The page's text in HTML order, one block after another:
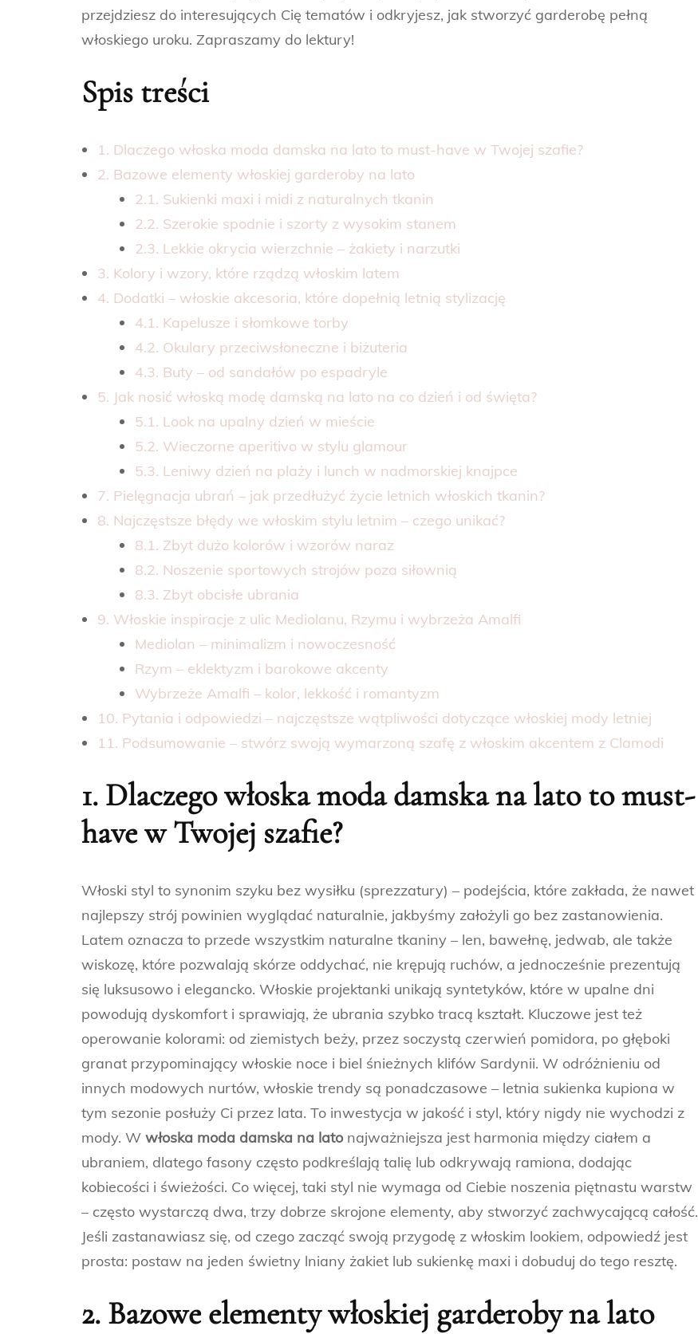
przejdziesz do interesujących Cię tematów i odkryjesz, jak stworzyć garderobę pełną
włoskiego uroku. Zapraszamy do lektury!
Spis treści
1. Dlaczego włoska moda damska na lato to must-have w Twojej szafie?
2. Bazowe elementy włoskiej garderoby na lato
2.1. Sukienki maxi i midi z naturalnych tkanin
2.2. Szerokie spodnie i szorty z wysokim stanem
2.3. Lekkie okrycia wierzchnie – żakiety i narzutki
3. Kolory i wzory, które rządzą włoskim latem
4. Dodatki – włoskie akcesoria, które dopełnią letnią stylizację
4.1. Kapelusze i słomkowe torby
4.2. Okulary przeciwsłoneczne i biżuteria
4.3. Buty – od sandałów po espadryle
5. Jak nosić włoską modę damską na lato na co dzień i od święta?
5.1. Look na upalny dzień w mieście
5.2. Wieczorne aperitivo w stylu glamour
5.3. Leniwy dzień na plaży i lunch w nadmorskiej knajpce
7. Pielęgnacja ubrań – jak przedłużyć życie letnich włoskich tkanin?
8. Najczęstsze błędy we włoskim stylu letnim – czego unikać?
8.1. Zbyt dużo kolorów i wzorów naraz
8.2. Noszenie sportowych strojów poza siłownią
8.3. Zbyt obcisłe ubrania
9. Włoskie inspiracje z ulic Mediolanu, Rzymu i wybrzeża Amalfi
Mediolan – minimalizm i nowoczesność
Rzym – eklektyzm i barokowe akcenty
Wybrzeże Amalfi – kolor, lekkość i romantyzm
10. Pytania i odpowiedzi – najczęstsze wątpliwości dotyczące włoskiej mody letniej
11. Podsumowanie – stwórz swoją wymarzoną szafę z włoskim akcentem z Clamodi
1. Dlaczego włoska moda damska na lato to must-
have w Twojej szafie?
Włoski styl to synonim szyku bez wysiłku (sprezzatury) – podejścia, które zakłada, że nawet
najlepszy strój powinien wyglądać naturalnie, jakbyśmy założyli go bez zastanowienia.
Latem oznacza to przede wszystkim naturalne tkaniny – len, bawełnę, jedwab, ale także
wiskozę, które pozwalają skórze oddychać, nie krępują ruchów, a jednocześnie prezentują
się luksusowo i elegancko. Włoskie projektanki unikają syntetyków, które w upalne dni
powodują dyskomfort i sprawiają, że ubrania szybko tracą kształt. Kluczowe jest też
operowanie kolorami: od ziemistych beży, przez soczystą czerwień pomidora, po głęboki
granat przypominający włoskie noce i biel śnieżnych klifów Sardynii. W odróżnieniu od
innych modowych nurtów, włoskie trendy są ponadczasowe – letnia sukienka kupiona w
tym sezonie posłuży Ci przez lata. To inwestycja w jakość i styl, który nigdy nie wychodzi z
mody. W włoska moda damska na lato najważniejsza jest harmonia między ciałem a
ubraniem, dlatego fasony często podkreślają talię lub odkrywają ramiona, dodając
kobiecości i świeżości. Co więcej, taki styl nie wymaga od Ciebie noszenia piętnastu warstw
– często wystarczą dwa, trzy dobrze skrojone elementy, aby stworzyć zachwycającą całość.
Jeśli zastanawiasz się, od czego zacząć swoją przygodę z włoskim lookiem, odpowiedź jest
prosta: postaw na jeden świetny lniany żakiet lub sukienkę maxi i dobuduj do tego resztę.
2. Bazowe elementy włoskiej garderoby na lato